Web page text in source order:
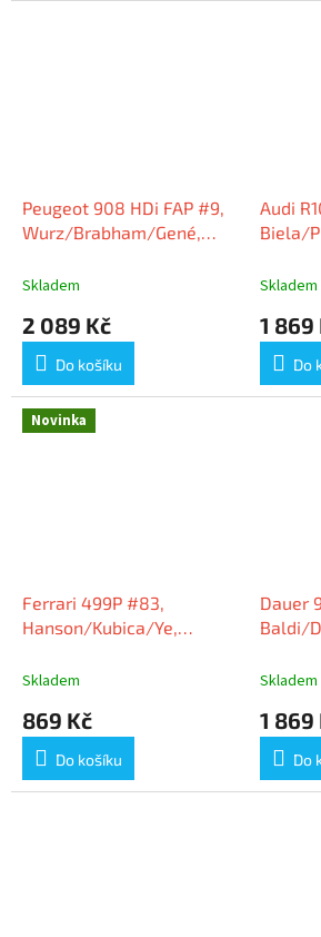
Peugeot 908 HDi FAP #9,
Wurz/Brabham/Gené,
2009, 1:43 Spark
Skladem
2 089 Kč
Do košíku
Audi
Biela/
2006,
Skladem
1 869
Do
Novinka
Ferrari 499P #83,
Hanson/Kubica/Ye,
2025, 1:64 Looksmart
Skladem
869 Kč
Do košíku
Dauer
Baldi/
1994,
Skladem
1 869
Do